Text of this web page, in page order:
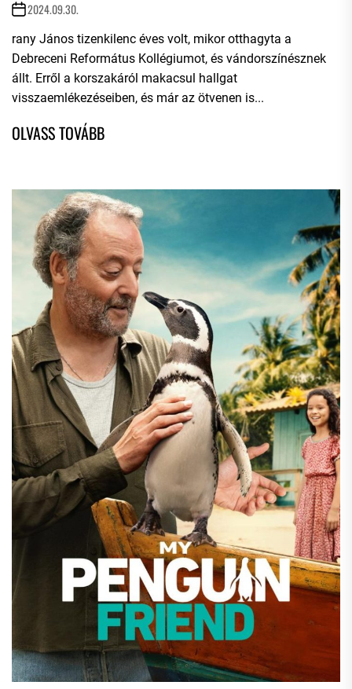
2024.09.30.
rany János tizenkilenc éves volt, mikor otthagyta a
Debreceni Református Kollégiumot, és vándorszínésznek
állt. Erről a korszakáról makacsul hallgat
visszaemlékezéseiben, és már az ötvenen is...